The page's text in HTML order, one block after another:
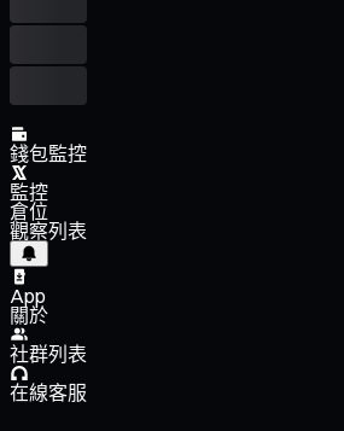
錢包監控
監控
倉位
觀察列表
App
關於
社群列表
在線客服